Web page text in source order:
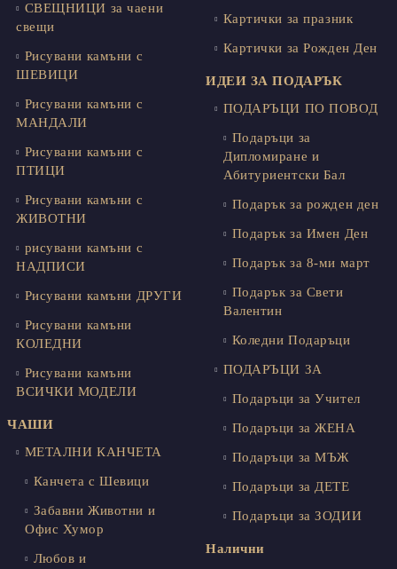
СВЕЩНИЦИ за чаени
свещи
Рисувани камъни с
ШЕВИЦИ
Рисувани камъни с
МАНДАЛИ
Рисувани камъни с
ПТИЦИ
Рисувани камъни с
ЖИВОТНИ
рисувани камъни с
НАДПИСИ
Рисувани камъни ДРУГИ
Рисувани камъни
КОЛЕДНИ
Рисувани камъни
ВСИЧКИ МОДЕЛИ
ЧАШИ
МЕТАЛНИ КАНЧЕТА
Канчета с Шевици
Забавни Животни и
Офис Хумор
Любов и
Картички за празник
Картички за Рожден Ден
ИДЕИ ЗА ПОДАРЪК
ПОДАРЪЦИ ПО ПОВОД
Подаръци за
Дипломиране и
Абитуриентски Бал
Подарък за рожден ден
Подарък за Имен Ден
Подарък за 8-ми март
Подарък за Свети
Валентин
Коледни Подаръци
ПОДАРЪЦИ ЗА
Подаръци за Учител
Подаръци за ЖЕНА
Подаръци за МЪЖ
Подаръци за ДЕТЕ
Подаръци за ЗОДИИ
Налични